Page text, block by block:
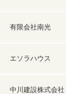
有限会社南光
エソラハウス
中川建設株式会社